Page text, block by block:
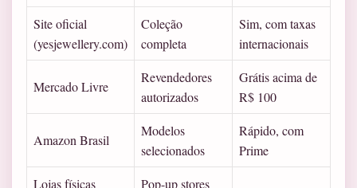
Site oficial
(yesjewellery.com)
Coleção
completa
Sim, com taxas
internacionais
Mercado Livre
Revendedores
autorizados
Grátis acima de
R$ 100
Amazon Brasil
Modelos
selecionados
Rápido, com
Prime
Lojas físicas
Pop-up stores